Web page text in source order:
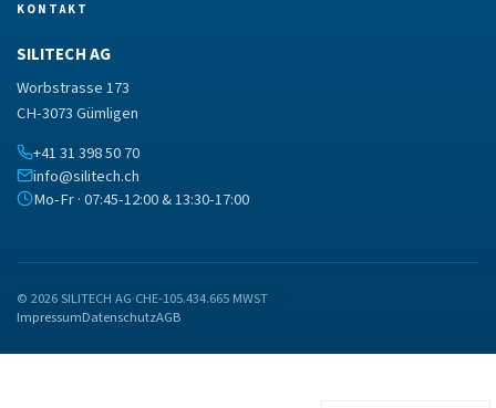
KONTAKT
SILITECH AG
Worbstrasse 173
CH-3073 Gümligen
+41 31 398 50 70
info@silitech.ch
Mo-Fr · 07:45-12:00 & 13:30-17:00
© 2026 SILITECH AG·CHE-105.434.665 MWST
ImpressumDatenschutzAGB